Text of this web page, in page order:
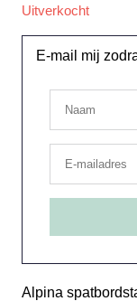
Uitverkocht
E-mail mij
Alpina